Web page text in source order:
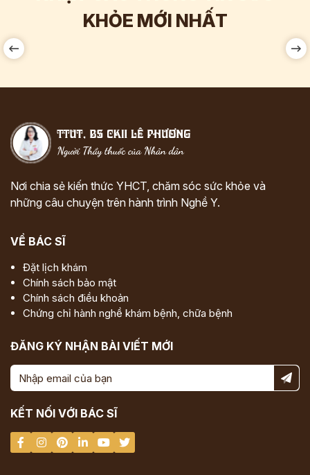
KHỎE MỚI NHẤT
60.000
Nơi chia sẻ kiến thức YHCT, chăm sóc sức khỏe và
những câu chuyện trên hành trình Nghề Y.
VỀ BÁC SĨ
Đặt lịch khám
Chính sách bảo mật
Chính sách điều khoản
Chứng chỉ hành nghề khám bệnh, chữa bệnh
ĐĂNG KÝ NHẬN BÀI VIẾT MỚI
KẾT NỐI VỚI BÁC SĨ